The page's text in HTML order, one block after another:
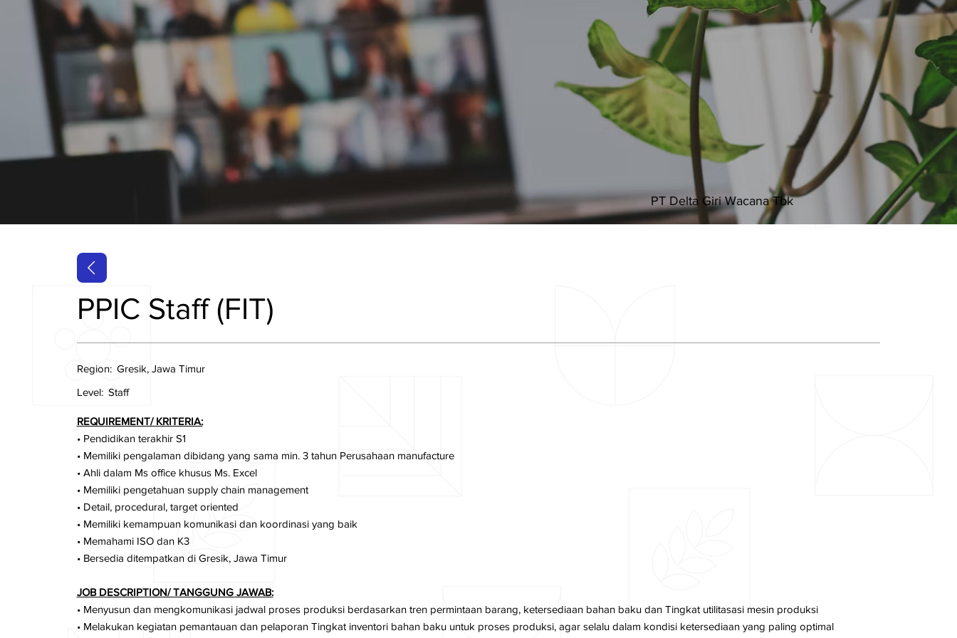
PT Delta Giri Wacana Tbk
PPIC Staff (FIT)
Region:Gresik, Jawa Timur
Level:Staff
REQUIREMENT/ KRITERIA:
• Pendidikan terakhir S1
• Memiliki pengalaman dibidang yang sama min. 3 tahun Perusahaan manufacture
• Ahli dalam Ms office khusus Ms. Excel
• Memiliki pengetahuan supply chain management
• Detail, procedural, target oriented
• Memiliki kemampuan komunikasi dan koordinasi yang baik
• Memahami ISO dan K3
• Bersedia ditempatkan di Gresik, Jawa Timur
JOB DESCRIPTION/ TANGGUNG JAWAB:
• Menyusun dan mengkomunikasi jadwal proses produksi berdasarkan tren permintaan barang, ketersediaan bahan baku dan Tingkat utilitasasi mesin produksi
• Melakukan kegiatan pemantauan dan pelaporan Tingkat inventori bahan baku untuk proses produksi, agar selalu dalam kondisi ketersediaan yang paling optimal